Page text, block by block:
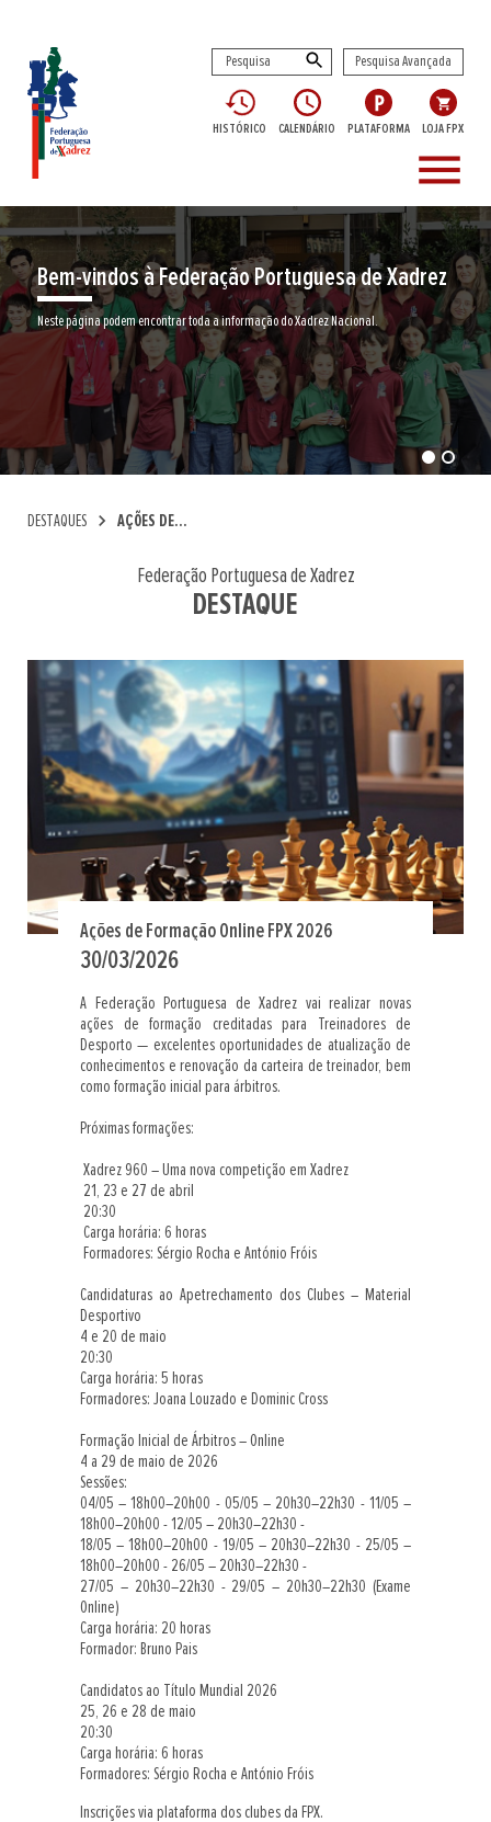
Pesquisa Avançada
HISTÓRICO CALENDÁRIO PLATAFORMA LOJA FPX
menu
Bem-vindos à Federação Portuguesa de Xadrez
Neste página podem encontrar toda a informação do Xadrez Nacional.
DESTAQUES chevron_right AÇÕES DE...
Federação Portuguesa de Xadrez
DESTAQUE
Ações de Formação Online FPX 2026
30/03/2026
A Federação Portuguesa de Xadrez vai realizar novas
ações de formação creditadas para Treinadores de
Desporto — excelentes oportunidades de atualização de
conhecimentos e renovação da carteira de treinador, bem
como formação inicial para árbitros.
Próximas formações:
Xadrez 960 – Uma nova competição em Xadrez
21, 23 e 27 de abril
20:30
Carga horária: 6 horas
Formadores: Sérgio Rocha e António Fróis
Candidaturas ao Apetrechamento dos Clubes – Material
Desportivo
4 e 20 de maio
20:30
Carga horária: 5 horas
Formadores: Joana Louzado e Dominic Cross
Formação Inicial de Árbitros – Online
4 a 29 de maio de 2026
Sessões:
04/05 – 18h00–20h00 - 05/05 – 20h30–22h30 - 11/05 –
18h00–20h00 - 12/05 – 20h30–22h30 -
18/05 – 18h00–20h00 - 19/05 – 20h30–22h30 - 25/05 –
18h00–20h00 - 26/05 – 20h30–22h30 -
27/05 – 20h30–22h30 - 29/05 – 20h30–22h30 (Exame
Online)
Carga horária: 20 horas
Formador: Bruno Pais
Candidatos ao Título Mundial 2026
25, 26 e 28 de maio
20:30
Carga horária: 6 horas
Formadores: Sérgio Rocha e António Fróis
Inscrições via plataforma dos clubes da FPX.